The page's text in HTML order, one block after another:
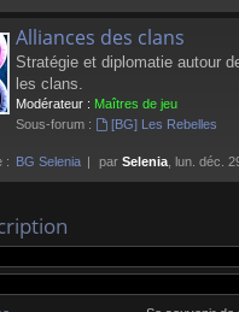
Alliances des clans
Stratégie et diplomatie autour
les clans.
Modérateur : Maîtres de jeu
Sous-forum :
[BG] Les Rebelles
: BG Selenia par Selenia , lun. déc.